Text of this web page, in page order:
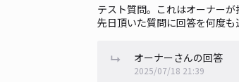
テスト質問。これはオーナーが
先日頂いた質問に回答を何度も
オーナーさんの回答
2025/07/18 21:39